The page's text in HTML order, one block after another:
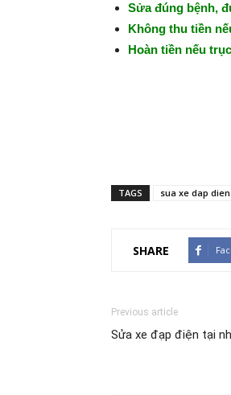
Sửa đúng bệnh,
Không thu tiền
Hoàn tiền nếu
TAGS sua xe dap dien
SHARE
Previous article
Sửa xe đạp điện tại